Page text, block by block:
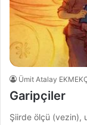
Ümit Atalay
Garipçiler
Şiirde ölçü (vezin),